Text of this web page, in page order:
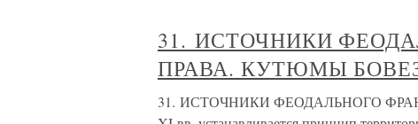
31. ИСТОЧНИКИ
ПРАВА. КУТЮМЫ
31. ИСТОЧНИКИ ФЕОДАЛЬНОГО